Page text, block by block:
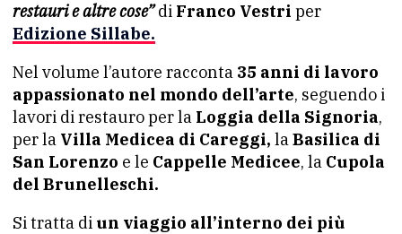
restauri e altre cose” di Franco Vestri per
Edizione Sillabe.
Nel volume l’autore racconta 35 anni di lavoro
appassionato nel mondo dell’arte, seguendo i
lavori di restauro per la Loggia della Signoria,
per la Villa Medicea di Careggi, laBasilica di
San Lorenzo e le Cappelle Medicee, la Cupola
del Brunelleschi.
Si tratta di un viaggio all’interno dei più